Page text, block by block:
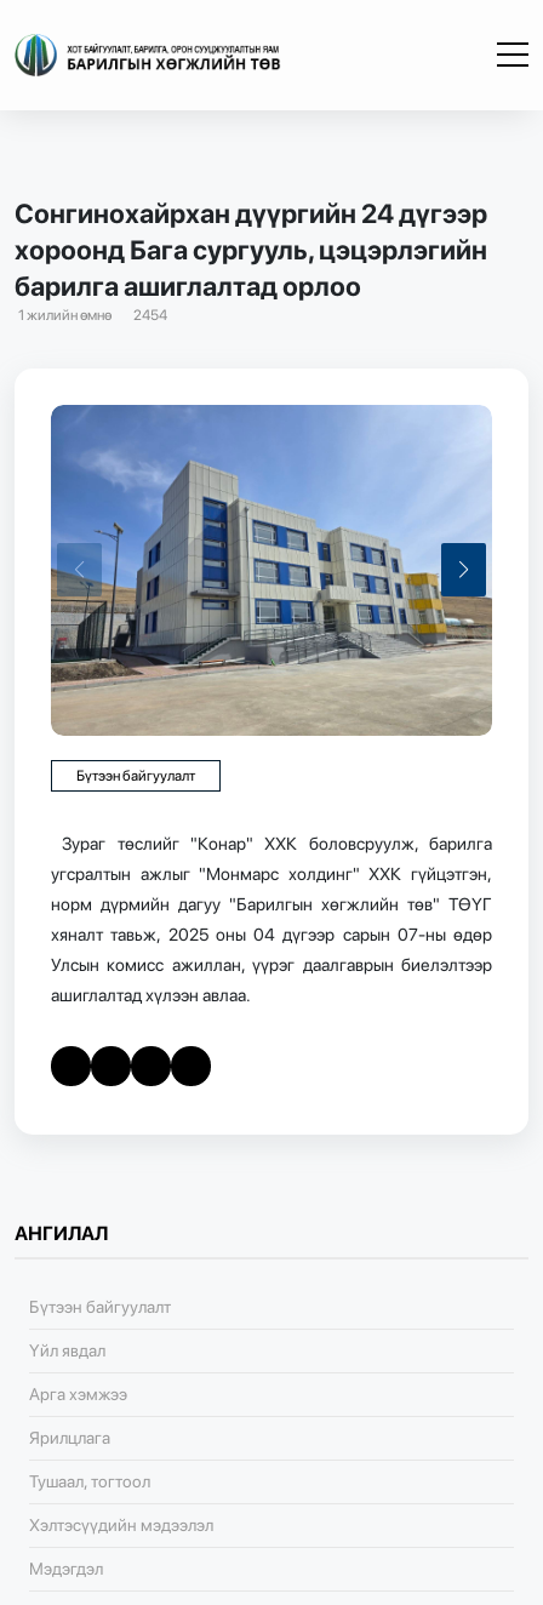
Сонгинохайрхан дүүргийн 24 дүгээр
хороонд Бага сургууль, цэцэрлэгийн
барилга ашиглалтад орлоо
1 жилийн өмнө 2454
Бүтээн байгуулалт
Зураг төслийг "Конар" ХХК боловсруулж, барилга
угсралтын ажлыг "Монмарс холдинг" ХХК гүйцэтгэн,
норм дүрмийн дагуу "Барилгын хөгжлийн төв" ТӨҮГ
хяналт тавьж, 2025 оны 04 дүгээр сарын 07-ны өдөр
Улсын комисс ажиллан, үүрэг даалгаврын биелэлтээр
ашиглалтад хүлээн авлаа.
АНГИЛАЛ
Бүтээн байгуулалт
Үйл явдал
Арга хэмжээ
Ярилцлага
Тушаал, тогтоол
Хэлтэсүүдийн мэдээлэл
Мэдэгдэл